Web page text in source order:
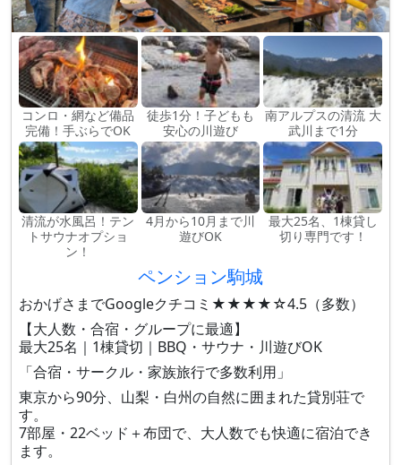
コンロ・網など備品
完備！手ぶらでOK
徒歩1分！子どもも
安心の川遊び
南アルプスの清流 大
武川まで1分
清流が水風呂！テン
トサウナオプショ
ン！
4月から10月まで川
遊びOK
最大25名、1棟貸し
切り専門です！
ペンション駒城
おかげさまでGoogleクチコミ★★★★☆4.5（多数）
【大人数・合宿・グループに最適】
最大25名｜1棟貸切｜BBQ・サウナ・川遊びOK
「合宿・サークル・家族旅行で多数利用」
東京から90分、山梨・白州の自然に囲まれた貸別荘で
す。
7部屋・22ベッド＋布団で、大人数でも快適に宿泊でき
ます。